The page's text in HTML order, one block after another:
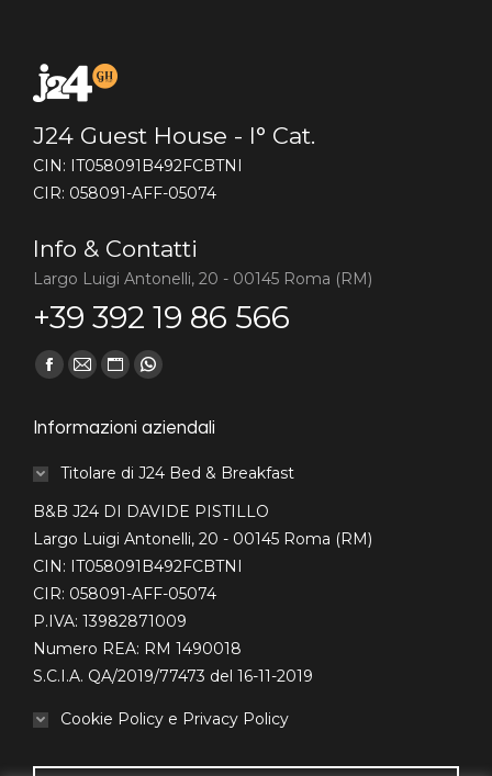
J24 Guest House - I° Cat.
CIN: IT058091B492FCBTNI
CIR: 058091-AFF-05074
Info & Contatti
Largo Luigi Antonelli, 20 - 00145 Roma (RM)
+39 392 19 86 566
Find us on:
Facebook
opens
in
window
Mail
opens
in
window
Sito
page
opens
new
window
Whatsapp
opens
in
window
Informazioni aziendali
Titolare di J24 Bed & Breakfast
B&B J24 DI DAVIDE PISTILLO
Largo Luigi Antonelli, 20 - 00145 Roma (RM)
CIN: IT058091B492FCBTNI
CIR: 058091-AFF-05074
P.IVA: 13982871009
Numero REA: RM 1490018
S.C.I.A. QA/2019/77473 del 16-11-2019
Cookie Policy e Privacy Policy